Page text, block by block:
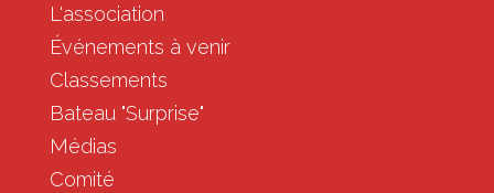
L'association
Événements à venir
Classements
Bateau "Surprise"
Médias
Comité